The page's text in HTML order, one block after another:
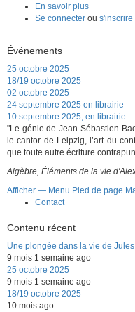
En savoir plus
RFI,
Se connecter ou s'inscrire
Événements
25 octobre 2025
18/19 octobre 2025
02 octobre 2025
24 septembre 2025 en librairie
10 septembre 2025, en librairie
"Le génie de Jean-Sébastien
le cantor de Leipzig, l’art du
que toute autre écriture
Algèbre, Éléments de la vie
Menu
de
Afficher — Menu Pied de page
Contact
Contenu récent
Une plongée dans la vie de Jules
9 mois 1 semaine ago
25 octobre 2025
9 mois 1 semaine ago
18/19 octobre 2025
10 mois ago